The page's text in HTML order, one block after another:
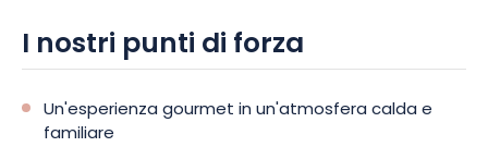
I nostri punti di forza
Un'esperienza gourmet in un'atmosfera calda e
familiare